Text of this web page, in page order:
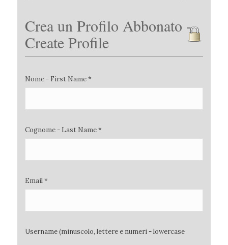
Crea un Profilo Abbonato -
Create Profile
Nome - First Name *
Cognome - Last Name *
Email *
Username (minuscolo, lettere e numeri - lowercase